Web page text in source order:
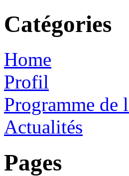
Catégories
Home
Profil
Programme de
Actualités
Pages